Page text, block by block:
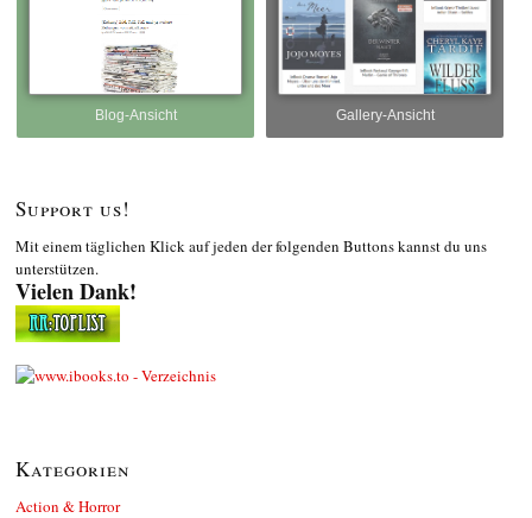
Blog-Ansicht Gallery-Ansicht
Support us!
Mit einem täglichen Klick auf jeden der folgenden Buttons kannst du uns
unterstützen.
Vielen Dank!
Kategorien
Action & Horror